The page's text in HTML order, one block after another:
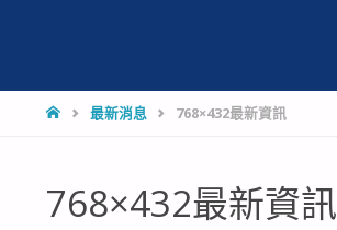
HOME最新消息 768×432最新資訊
768×432最新資訊